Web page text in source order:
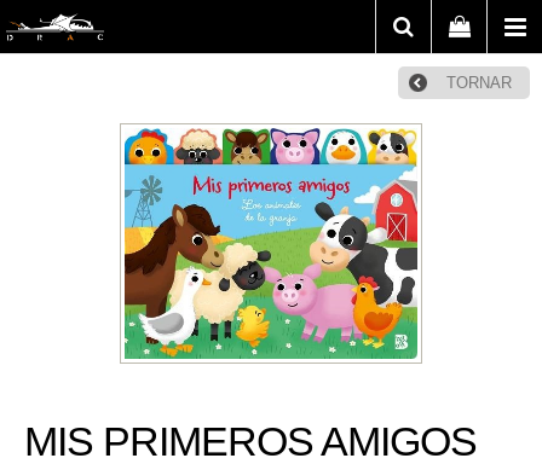
TORNAR
MIS PRIMEROS AMIGOS